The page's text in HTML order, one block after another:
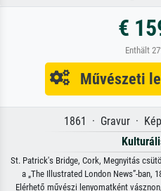
€
Enthält
Művészeti
1861 · Gravur ·
St. Patrick's Bridge, Cork, Megnyitás
a „The Illustrated London News”-ban,
Elérhető művészi lenyomatként